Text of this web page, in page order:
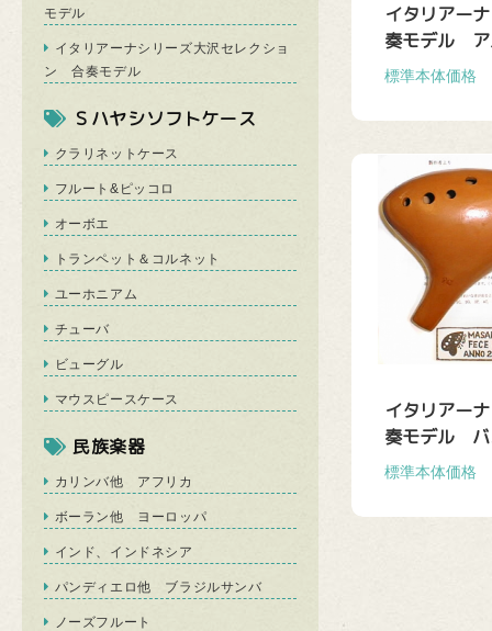
モデル
イタリアーナシリーズ大沢セレクショ
ン 合奏モデル
Ｓハヤシソフトケース
クラリネットケース
フルート&ピッコロ
オーボエ
トランペット＆コルネット
ユーホニアム
チューバ
ビューグル
マウスピースケース
民族楽器
カリンバ他 アフリカ
ボーラン他 ヨーロッパ
インド、インドネシア
パンディエロ他 ブラジルサンバ
ノーズフルート
イタリアー
奏モデル ア
標準本体価格
イタリアー
奏モデル
標準本体価格